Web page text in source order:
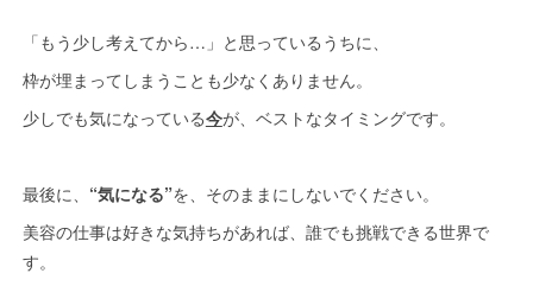
「もう少し考えてから…」と思っているうちに、
枠が埋まってしまうことも少なくありません。
少しでも気になっている今が、ベストなタイミングです。
最後に、 “気になる”を、そのままにしないでください。
美容の仕事は好きな気持ちがあれば、誰でも挑戦できる世界で
す。